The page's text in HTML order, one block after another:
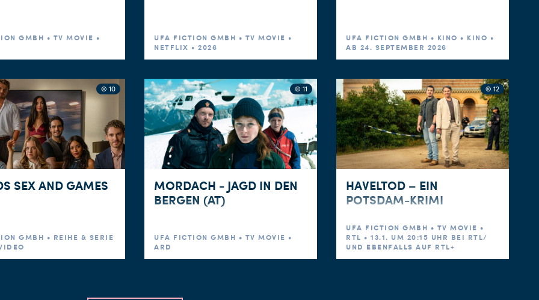
GMBH • TV MOVIE •
UFA FICTION GMBH • TV MOVIE •
NETFLIX • 2026
UFA FICTION GMBH • KINO • KINO •
AB 24. SEPTEMBER 2026
© 10
SEX AND GAMES
GMBH • REIHE & SERIE
© 11
MORDACH - JAGD IN DEN
BERGEN (AT)
UFA FICTION GMBH • TV MOVIE •
ARD
© 12
HAVELTOD – EIN
POTSDAM-KRIMI
UFA FICTION GMBH • TV MOVIE •
RTL • 13.1. UM 20:15 UHR BEI RTL/
UND EBENFALLS AUF RTL+